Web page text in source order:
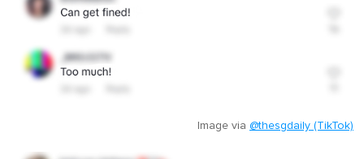
Image via @thesgdaily (TikTok)